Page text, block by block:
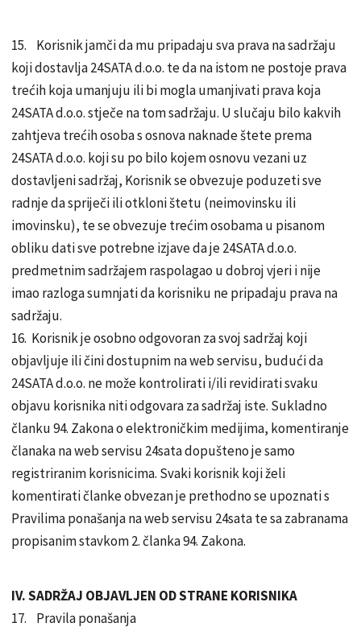
15. Korisnik jamči da mu pripadaju sva prava na sadržaju
koji dostavlja 24SATA d.o.o. te da na istom ne postoje prava
trećih koja umanjuju ili bi mogla umanjivati prava koja
24SATA d.o.o. stječe na tom sadržaju. U slučaju bilo kakvih
zahtjeva trećih osoba s osnova naknade štete prema
24SATA d.o.o. koji su po bilo kojem osnovu vezani uz
dostavljeni sadržaj, Korisnik se obvezuje poduzeti sve
radnje da spriječi ili otkloni štetu (neimovinsku ili
imovinsku), te se obvezuje trećim osobama u pisanom
obliku dati sve potrebne izjave da je 24SATA d.o.o.
predmetnim sadržajem raspolagao u dobroj vjeri i nije
imao razloga sumnjati da korisniku ne pripadaju prava na
sadržaju.
16. Korisnik je osobno odgovoran za svoj sadržaj koji
objavljuje ili čini dostupnim na web servisu, budući da
24SATA d.o.o. ne može kontrolirati i/ili revidirati svaku
objavu korisnika niti odgovara za sadržaj iste. Sukladno
članku 94. Zakona o elektroničkim medijima, komentiranje
članaka na web servisu 24sata dopušteno je samo
registriranim korisnicima. Svaki korisnik koji želi
komentirati članke obvezan je prethodno se upoznati s
Pravilima ponašanja na web servisu 24sata te sa zabranama
propisanim stavkom 2. članka 94. Zakona.
IV. SADRŽAJ OBJAVLJEN OD STRANE KORISNIKA
17. Pravila ponašanja